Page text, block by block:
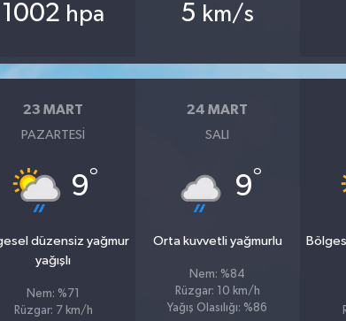
1002 hpa 5 km/s
23 MART
PAZARTESI
9°
düzensiz yağmur
yağışlı
Nem: %71
Rüzgar: 7 km/h
24 MART
SALI
9°
Orta kuvvetli yağmurlu
Nem: %84
Rüzgar: 10 km/h
Yağış Olasılığı: %86